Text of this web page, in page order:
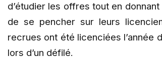
d’étudier les offres tout en
de se pencher sur leurs
recrues ont été licenciées l’année
lors d’un défilé.